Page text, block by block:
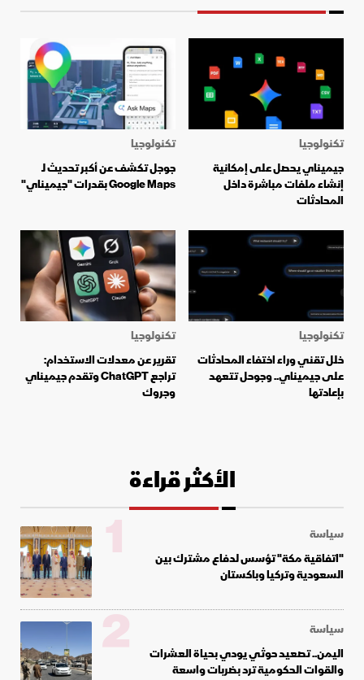
تكنولوجيا
جيميناي يحصل على إمكانية
إنشاء ملفات مباشرة داخل
المحادثات
تكنولوجيا
جوجل تكشف عن أكبر تحديث لـ
Google Maps بقدرات "جيميناي"
تكنولوجيا
خلل تقني وراء اختفاء المحادثات
على جيميناي.. وجوحل تتعهد
بإعادتها
تكنولوجيا
تقرير عن معدلات الاستخدام:
تراجع ChatGPT وتقدم جيميناي
وجروك
الأكثر قراءة
سياسة
"اتفاقية مكة" تؤسس لدفاع مشترك بين
السعودية وتركيا وباكستان
1
سياسة
اليمن.. تصعيد حوثي يودي بحياة العشرات
والقوات الحكومية ترد بضربات واسعة
2